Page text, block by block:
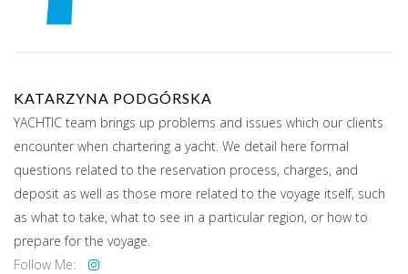
KATARZYNA PODGÓRSKA
YACHTIC team brings up problems and issues which our clients
encounter when chartering a yacht. We detail here formal
questions related to the reservation process, charges, and
deposit as well as those more related to the voyage itself, such
as what to take, what to see in a particular region, or how to
prepare for the voyage.
Follow Me: